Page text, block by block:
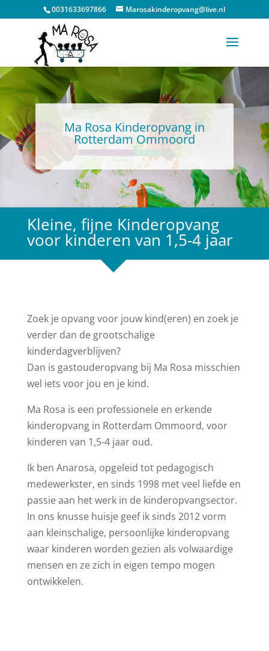
0031633697866 Marosakinderopvang@live.nl
Ma Rosa Kinderopvang in
Rotterdam Ommoord
Kleine, fijne Kinderopvang
voor kinderen van 1,5-4 jaar
Zoek je opvang voor jouw kind(eren) en zoek je
verder dan de grootschalige
kinderdagverblijven?
Dan is gastouderopvang bij Ma Rosa misschien
wel iets voor jou en je kind.
Ma Rosa is een professionele en erkende
kinderopvang in Rotterdam Ommoord, voor
kinderen van 1,5-4 jaar oud.
Ik ben Anarosa, opgeleid tot pedagogisch
medewerkster, en sinds 1998 met veel liefde en
passie aan het werk in de kinderopvangsector.
In ons knusse huisje geef ik sinds 2012 vorm
aan kleinschalige, persoonlijke kinderopvang
waar kinderen worden gezien als volwaardige
mensen en ze zich in eigen tempo mogen
ontwikkelen.